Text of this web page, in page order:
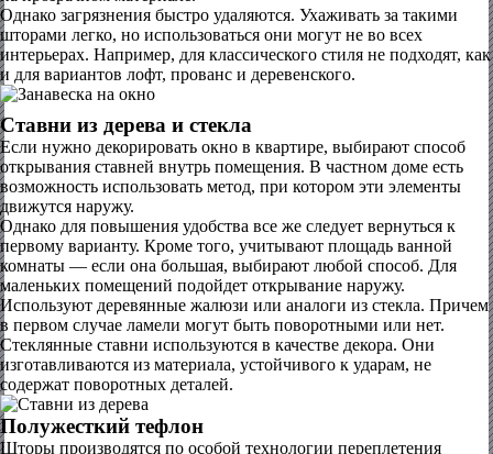
Однако загрязнения быстро удаляются. Ухаживать за такими
шторами легко, но использоваться они могут не во всех
интерьерах. Например, для классического стиля не подходят, как
и для вариантов лофт, прованс и деревенского.
Ставни из дерева и стекла
Если нужно декорировать окно в квартире, выбирают способ
открывания ставней внутрь помещения. В частном доме есть
возможность использовать метод, при котором эти элементы
движутся наружу.
Однако для повышения удобства все же следует вернуться к
первому варианту. Кроме того, учитывают площадь ванной
комнаты — если она большая, выбирают любой способ. Для
маленьких помещений подойдет открывание наружу.
Используют деревянные жалюзи или аналоги из стекла. Причем
в первом случае ламели могут быть поворотными или нет.
Стеклянные ставни используются в качестве декора. Они
изготавливаются из материала, устойчивого к ударам, не
содержат поворотных деталей.
Полужесткий тефлон
Шторы производятся по особой технологии переплетения